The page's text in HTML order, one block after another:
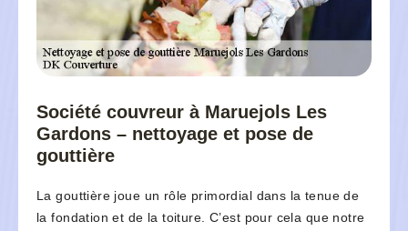
Société couvreur à Maruejols Les
Gardons – nettoyage et pose de
gouttière
La gouttière joue un rôle primordial dans la tenue de
la fondation et de la toiture. C’est pour cela que notre